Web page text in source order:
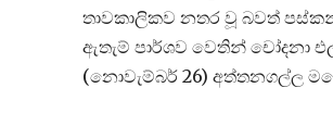
තාවකාලිකව නතර වූ බවත්
ඇතැම් පාර්ශව වෙතින් චෝදනා
(නොවැම්බර් 26) අත්තනගල්ල